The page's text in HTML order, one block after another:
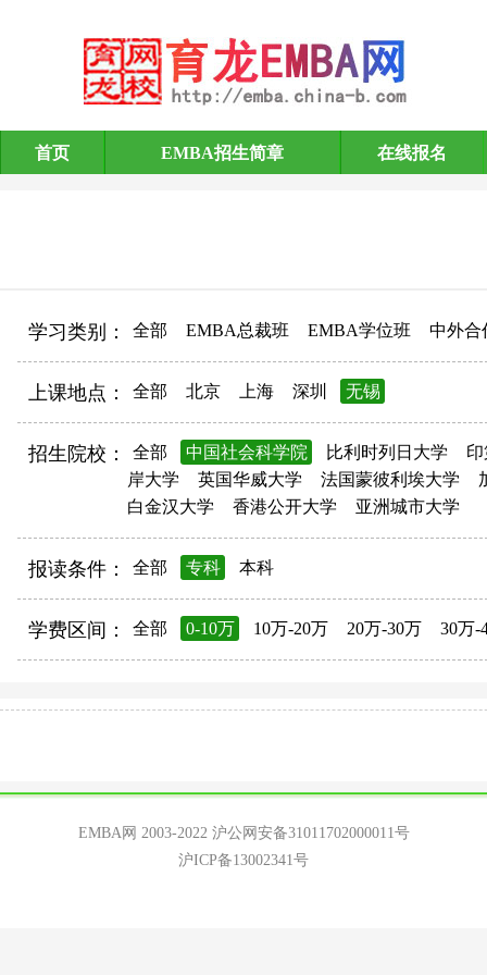
EMBA招生简章
首页 EMBA招生简章 在线报名
学习类别： 全部 EMBA总裁班 EMBA学位班 中外合
上课地点： 全部 北京 上海 深圳 无锡
招生院校： 全部 中国社会科学院 比利时列日大学
岸大学
英国华威大学 法国蒙彼利埃大学
白金汉大学
香港公开大学 亚洲城市大学
报读条件： 全部 专科 本科
学费区间： 全部 0-10万 10万-20万 20万-30万 30万-
EMBA网 2003-2022 沪公网安备31011702000011号
沪ICP备13002341号